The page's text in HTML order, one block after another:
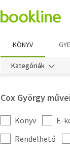
KÖNYV
Kategóriák
Cox György művei
Kategória
szűrés
Könyv E-
További
szűrők
Rendelhető